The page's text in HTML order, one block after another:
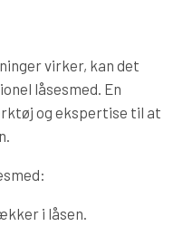
virker, kan det
låsesmed. En
og ekspertise til at
i låsen.